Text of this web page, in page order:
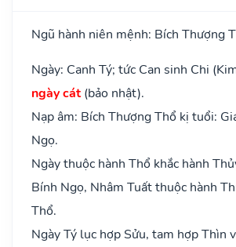
Ngũ hành niên mệnh: Bích Thượng
Ngày: Canh Tý; tức Can sinh Chi
ngày cát(bảo nhật).
Nạp âm: Bích Thượng Thổ kị tuổi:
Ngọ.
Ngày thuộc hành Thổ khắc hành
Bính Ngọ, Nhâm Tuất thuộc hành
Thổ.
Ngày Tý lục hợp Sửu, tam hợp Thìn